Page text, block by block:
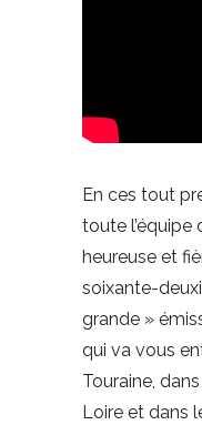
En ces tout
toute l’équipe
heureuse et
soixante-
grande »
qui va vous
Touraine,
Loire et dans